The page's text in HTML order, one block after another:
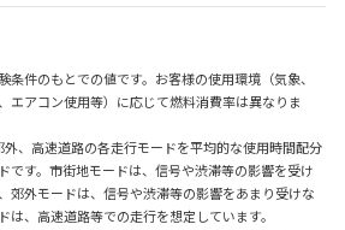
件のもとでの値です。お客様の使用環境（気象、
エアコン使用等）に応じて燃料消費率は異なりま
、高速道路の各走行モードを平均的な使用時間配分
です。市街地モードは、信号や渋滞等の影響を受け
郊外モードは、信号や渋滞等の影響をあまり受けな
は、高速道路等での走行を想定しています。